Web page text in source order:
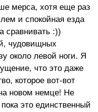
мерса, хотя еще раз
и спокойная езда
сравнивать :))
чудовищных
около левой ноги. Я
что это даже
которое вот-вот
новом немце! Не
это единственный